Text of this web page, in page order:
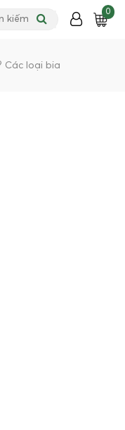
0
Các loại bia